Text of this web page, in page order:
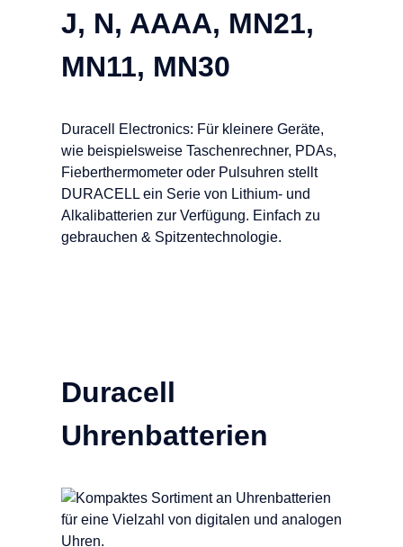
J, N, AAAA, MN21,
MN11, MN30
Duracell Electronics: Für kleinere Geräte,
wie beispielsweise Taschenrechner, PDAs,
Fieberthermometer oder Pulsuhren stellt
DURACELL ein Serie von Lithium- und
Alkalibatterien zur Verfügung. Einfach zu
gebrauchen & Spitzentechnologie.
Duracell
Uhrenbatterien